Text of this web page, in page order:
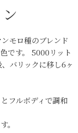
モロ種のブレンド
です。 5000リット
バリックに移し6ヶ
フルボディで調和
。